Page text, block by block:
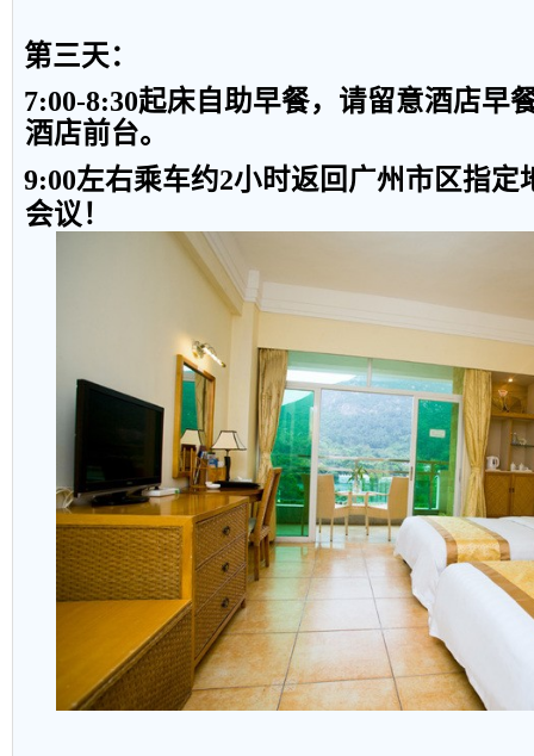
第三天：
7:00-8:30起床自助早餐，请留意酒店早
酒店前台。
9:00左右乘车约2小时返回广州市区指定
会议！